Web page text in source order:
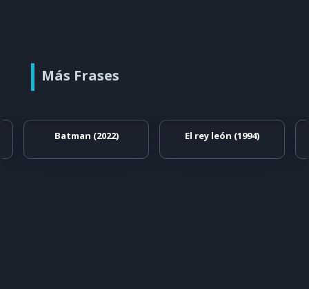
Más Frases
Batman (2022) El rey león (1994)